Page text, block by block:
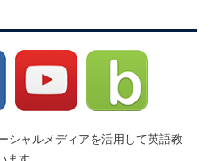
シャルメディアを活用して英語教